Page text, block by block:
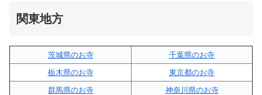
関東地方
茨城県のお寺
千葉県のお寺
栃木県のお寺
東京都のお寺
群馬県のお寺
神奈川県のお寺